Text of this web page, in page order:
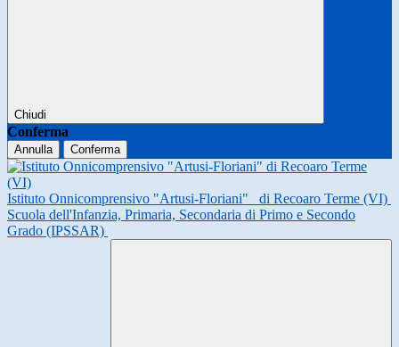
Chiudi
Conferma
Annulla Conferma
Istituto Onnicomprensivo "Artusi-Floriani"
di Recoaro Terme (VI)
Scuola dell'Infanzia, Primaria, Secondaria di Primo e Secondo
Grado (IPSSAR)